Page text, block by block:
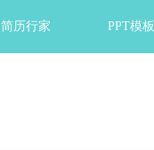
简历行家 PPT模板